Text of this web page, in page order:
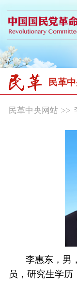
民革
民革中央网站 >>
李惠东，男，
员，研究生学历